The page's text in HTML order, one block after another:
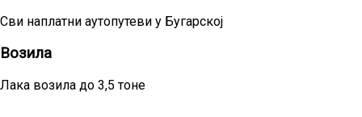
Сви наплатни аутопутеви у Бугарској
Возила
Лака возила до 3,5 тоне